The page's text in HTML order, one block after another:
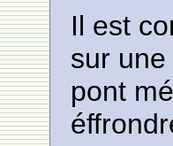
Il est
sur
pont